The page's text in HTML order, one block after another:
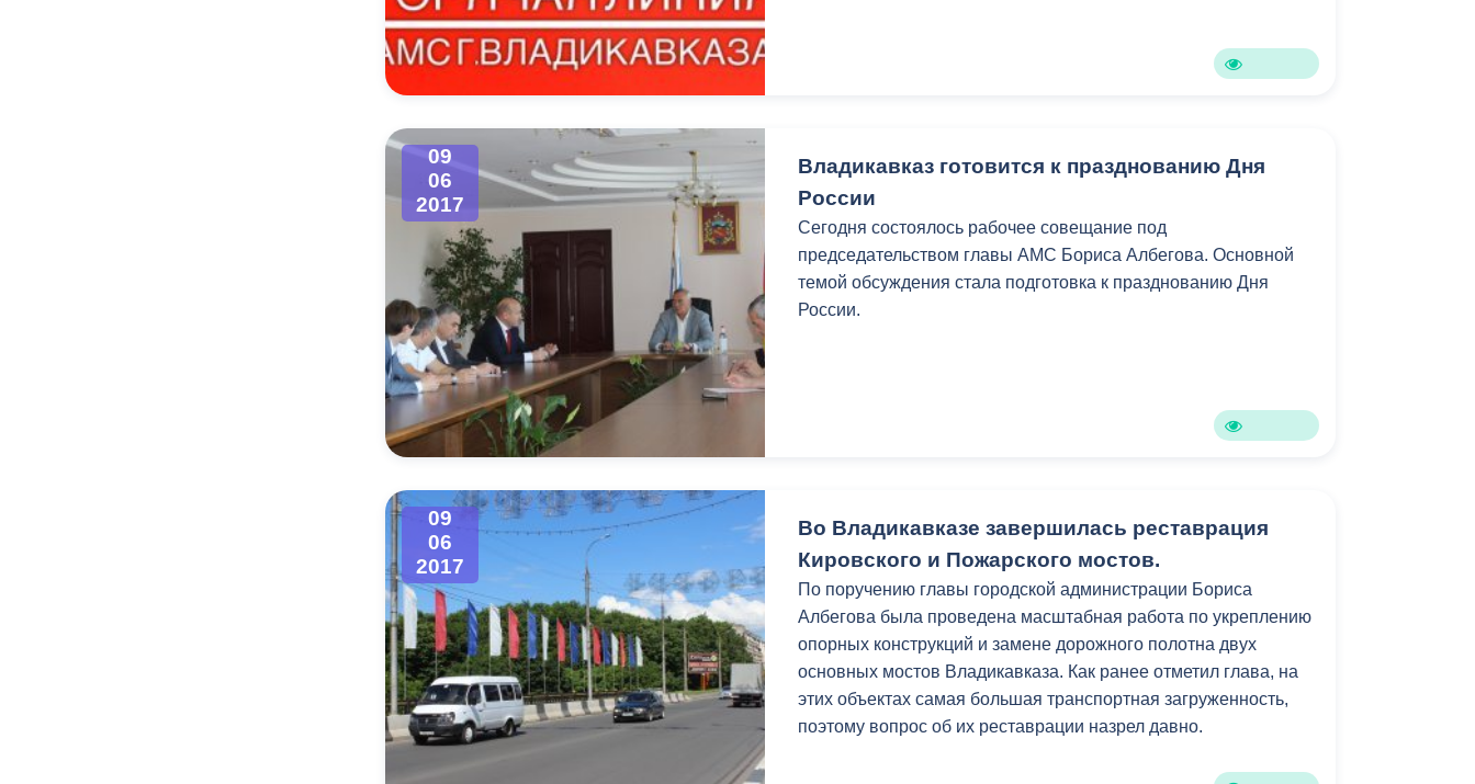
09
06
2017
Владикавказ готовится к празднованию Дня
России
Сегодня состоялось рабочее совещание под
председательством главы АМС Бориса Албегова. Основной
темой обсуждения стала подготовка к празднованию Дня
России.
09
06
2017
Во Владикавказе завершилась реставрация
Кировского и Пожарского мостов.
По поручению главы городской администрации Бориса
Албегова была проведена масштабная работа по укреплению
опорных конструкций и замене дорожного полотна двух
основных мостов Владикавказа. Как ранее отметил глава, на
этих объектах самая большая транспортная загруженность,
поэтому вопрос об их реставрации назрел давно.